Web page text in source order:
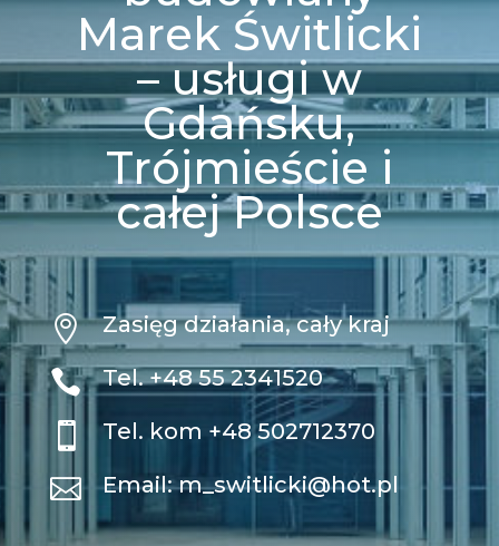
Marek Świtlicki
– usługi w
Gdańsku,
Trójmieście i
całej Polsce
 Zasięg działania, cały kraj
 Tel.+48 55 2341520
 Tel. kom +48 502712370
 Email:m_switlicki@hot.pl